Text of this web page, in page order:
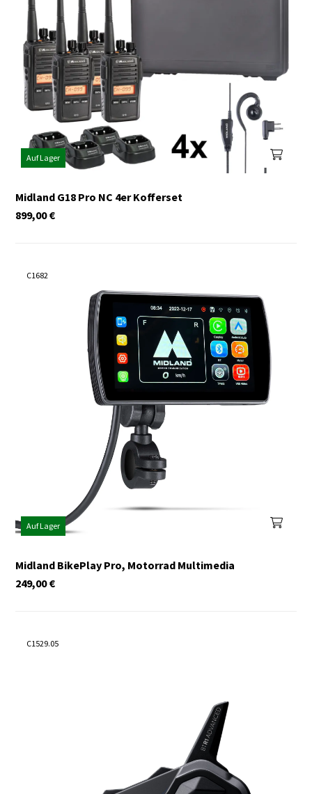
Auf Lager
Midland G18 Pro NC 4er Kofferset
€
899,00
C1682
Auf Lager
Midland BikePlay Pro, Motorrad Multimedia
€
249,00
C1529.05